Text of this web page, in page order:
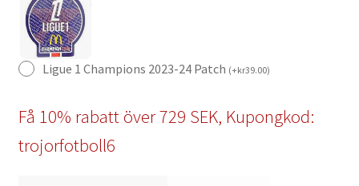
Ligue 1 Champions 2023-24 Patch (+kr39.00)
Få 10% rabatt över 729 SEK, Kupongkod:
trojorfotboll6